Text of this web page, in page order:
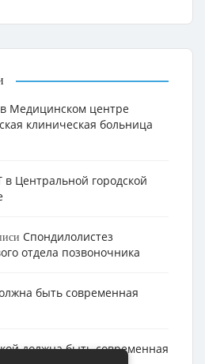
Медицинском центре
клиническая больница
в Центральной городской
Cпондилолистез
отдела позвоночника
быть современная
должна быть современная